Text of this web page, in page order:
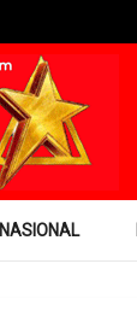
NASIONAL